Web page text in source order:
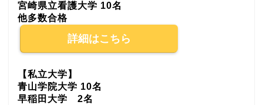
宮崎県立看護大学 10名
他多数合格
詳細はこちら
【私立大学】
青山学院大学 10名
早稲田大学 2名